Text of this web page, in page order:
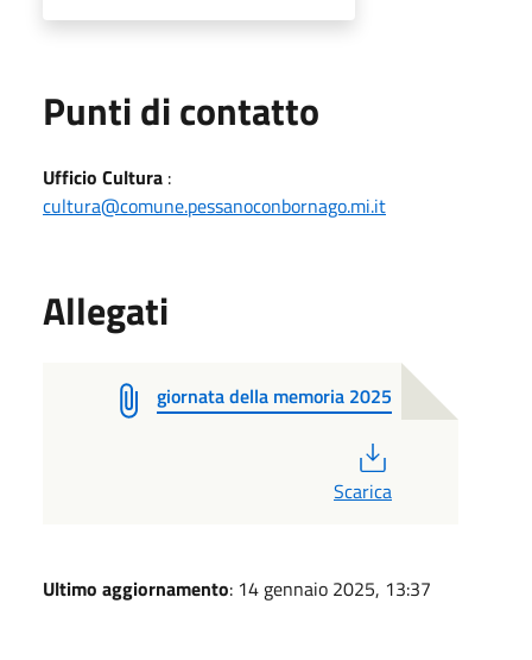
Punti di contatto
Ufficio Cultura :
cultura@comune.pessanoconbornago.mi.it
Allegati
giornata della memoria 2025
Scarica
Ultimo aggiornamento: 14 gennaio 2025, 13:37